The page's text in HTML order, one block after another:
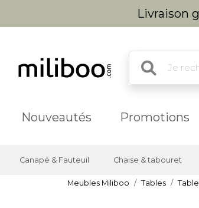
Livraison
Nouveautés Promotions
Canapé & Fauteuil Chaise & tabouret
Meubles Miliboo Tables